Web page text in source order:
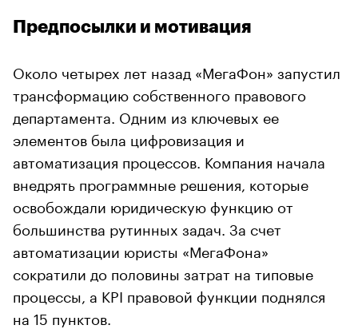
Предпосылки и мотивация
Около четырех лет назад «МегаФон» запустил
трансформацию собственного правового
департамента. Одним из ключевых ее
элементов была цифровизация и
автоматизация процессов. Компания начала
внедрять программные решения, которые
освобождали юридическую функцию от
большинства рутинных задач. За счет
автоматизации юристы «МегаФона»
сократили до половины затрат на типовые
процессы, а KPI правовой функции поднялся
на 15 пунктов.